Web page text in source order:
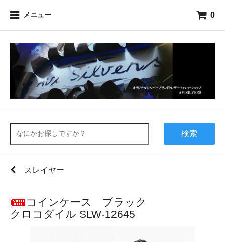
メニュー 0
検索
スレイヤー
コインケース ブラック
クロコダイル SLW-12645